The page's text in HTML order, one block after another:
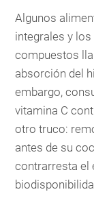
Algunos
integrales y
compuestos
absorción del
embargo,
vitamina C
otro truco:
antes de su
contrarresta el